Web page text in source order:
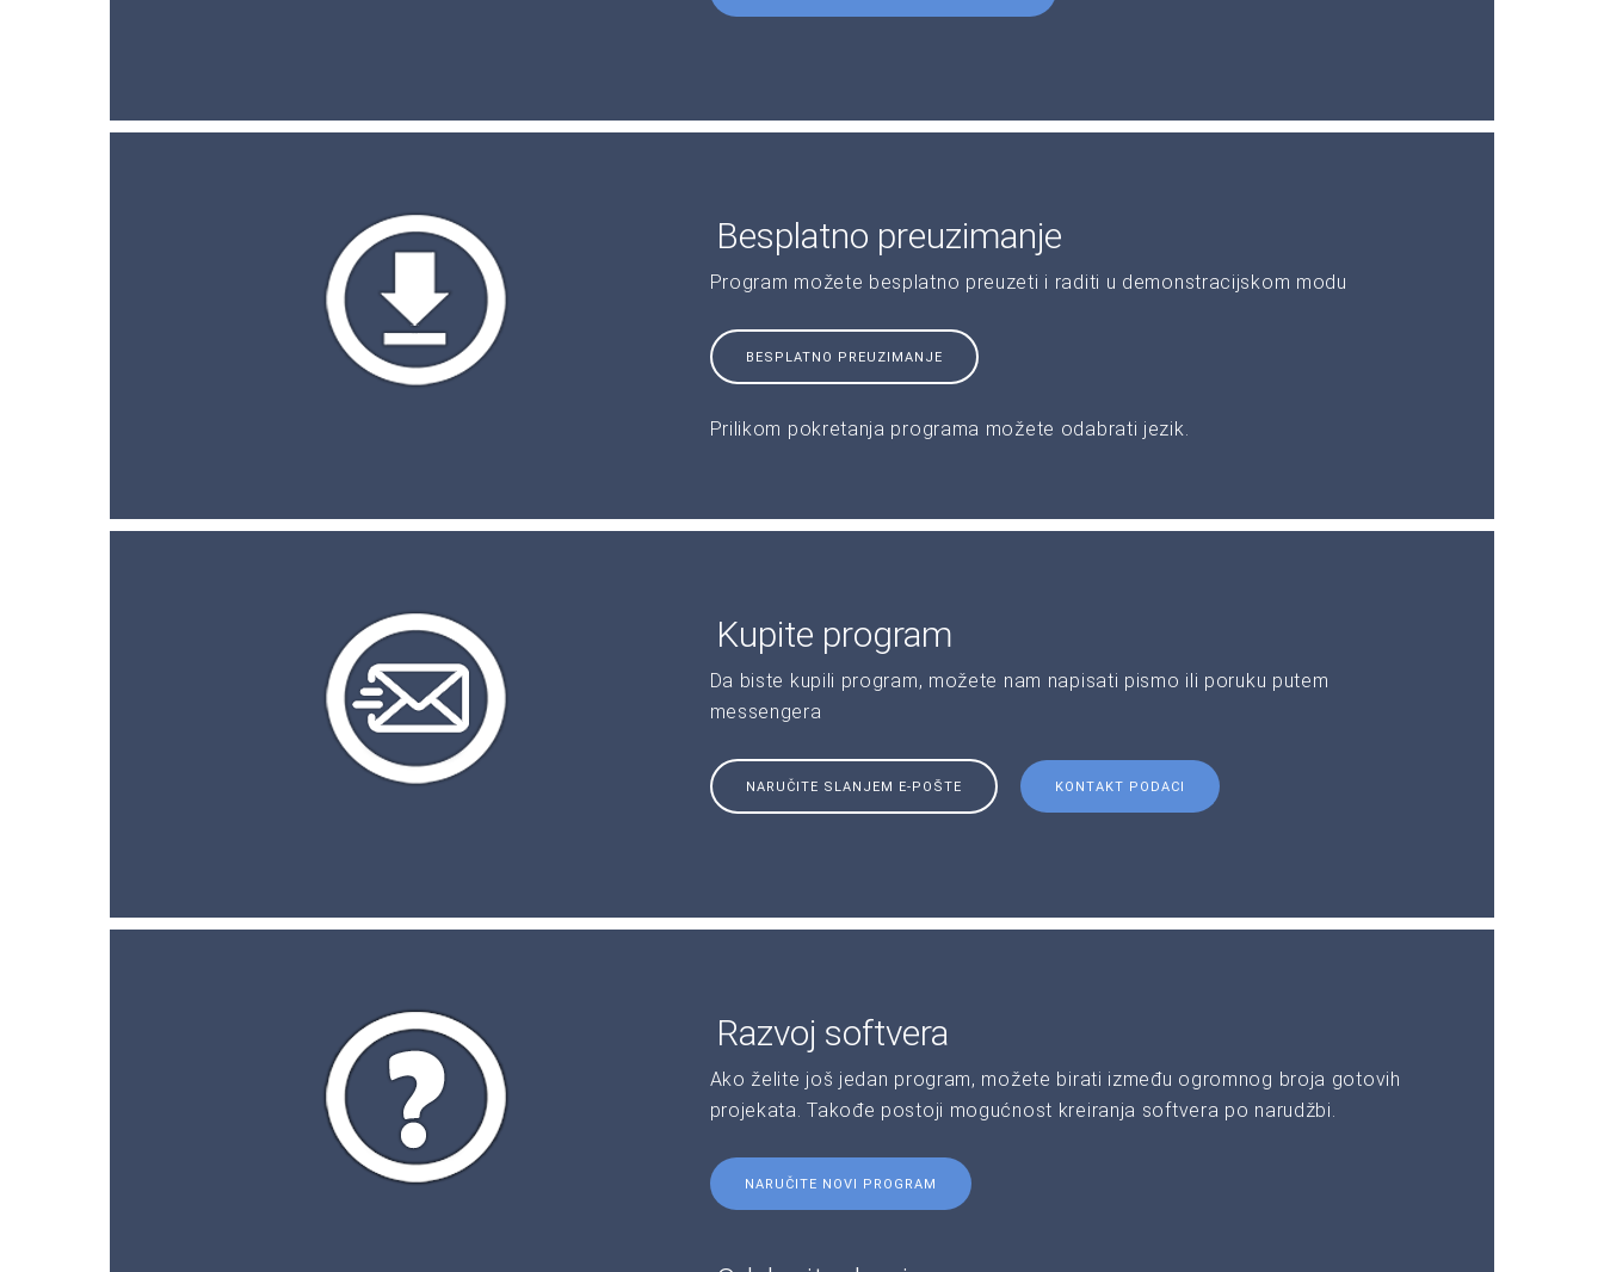
Besplatno preuzimanje
Program možete besplatno preuzeti i raditi u demonstracijskom modu
BESPLATNO PREUZIMANJE
Prilikom pokretanja programa možete odabrati jezik.
Kupite program
Da biste kupili program, možete nam napisati pismo ili poruku putem
messengera
NARUČITE SLANJEM E-POŠTE KONTAKT PODACI
Razvoj softvera
Ako želite još jedan program, možete birati između ogromnog broja gotovih
projekata. Takođe postoji mogućnost kreiranja softvera po narudžbi.
NARUČITE NOVI PROGRAM